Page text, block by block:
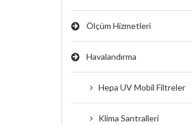
Ölçüm Hizmetleri
Havalandırma
Hepa UV Mobil Filtreler
Klima Santralleri